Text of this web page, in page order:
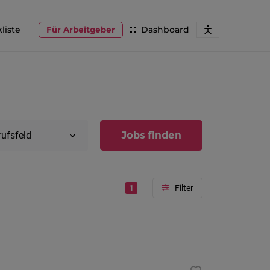
Dashboard
Für Arbeitgeber
Jobs finden
1